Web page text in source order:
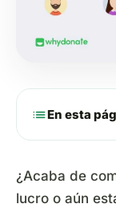
listEn esta
¿Acaba de
lucro o aún